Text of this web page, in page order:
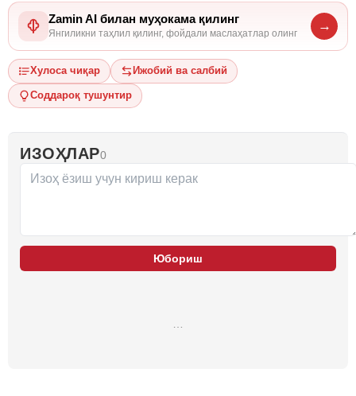
Zamin AI билан муҳокама қилинг
Янгиликни таҳлил қилинг, фойдали маслаҳатлар олинг
→
Хулоса чиқар Ижобий ва салбий
Соддароқ тушунтир
ИЗОҲЛАР0
Юбориш